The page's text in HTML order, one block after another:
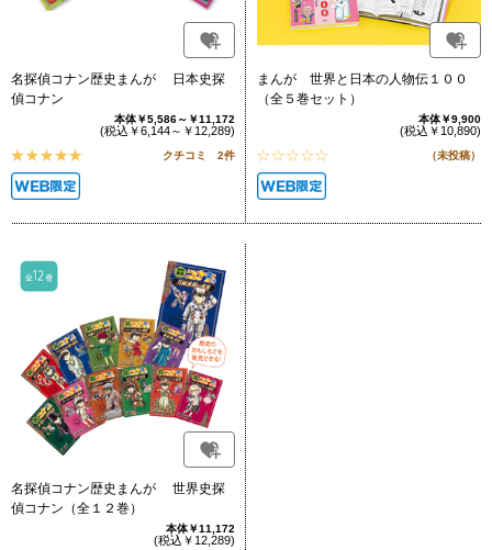
名探偵コナン歴史まんが 日本史探
偵コナン
本体￥5,586～￥11,172
(税込￥6,144～￥12,289)
クチコミ 2件
まんが 世界と日本の人物伝１００
（全５巻セット）
本体￥9,900
(税込￥10,890)
（未投稿）
名探偵コナン歴史まんが 世界史探
偵コナン（全１２巻）
本体￥11,172
(税込￥12,289)